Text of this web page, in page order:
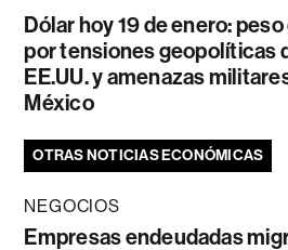
Dólar hoy 19 de enero:
por tensiones geopolíticas
EE.UU. y amenazas
México
OTRAS NOTICIAS ECONÓMICAS
NEGOCIOS
Empresas endeudadas